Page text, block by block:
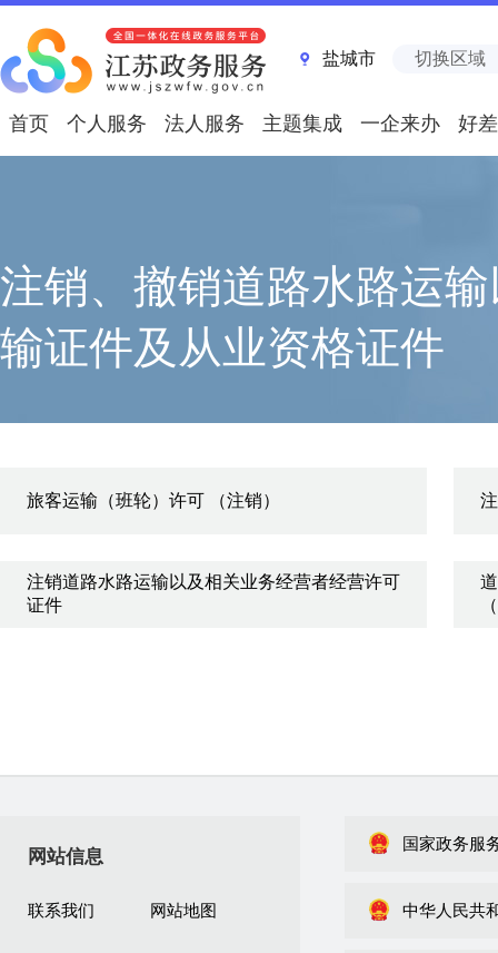
盐城市 切换区域
首页 个人服务 法人服务 主题集成 一企来办 好
注销、撤销道路水路运
输证件及从业资格证件
旅客运输（班轮）许可 （注销）
注销道路水路运输以及相关业务经营者经营许可
证件
网站信息
联系我们 网站地图
国家政务服
中华人民共